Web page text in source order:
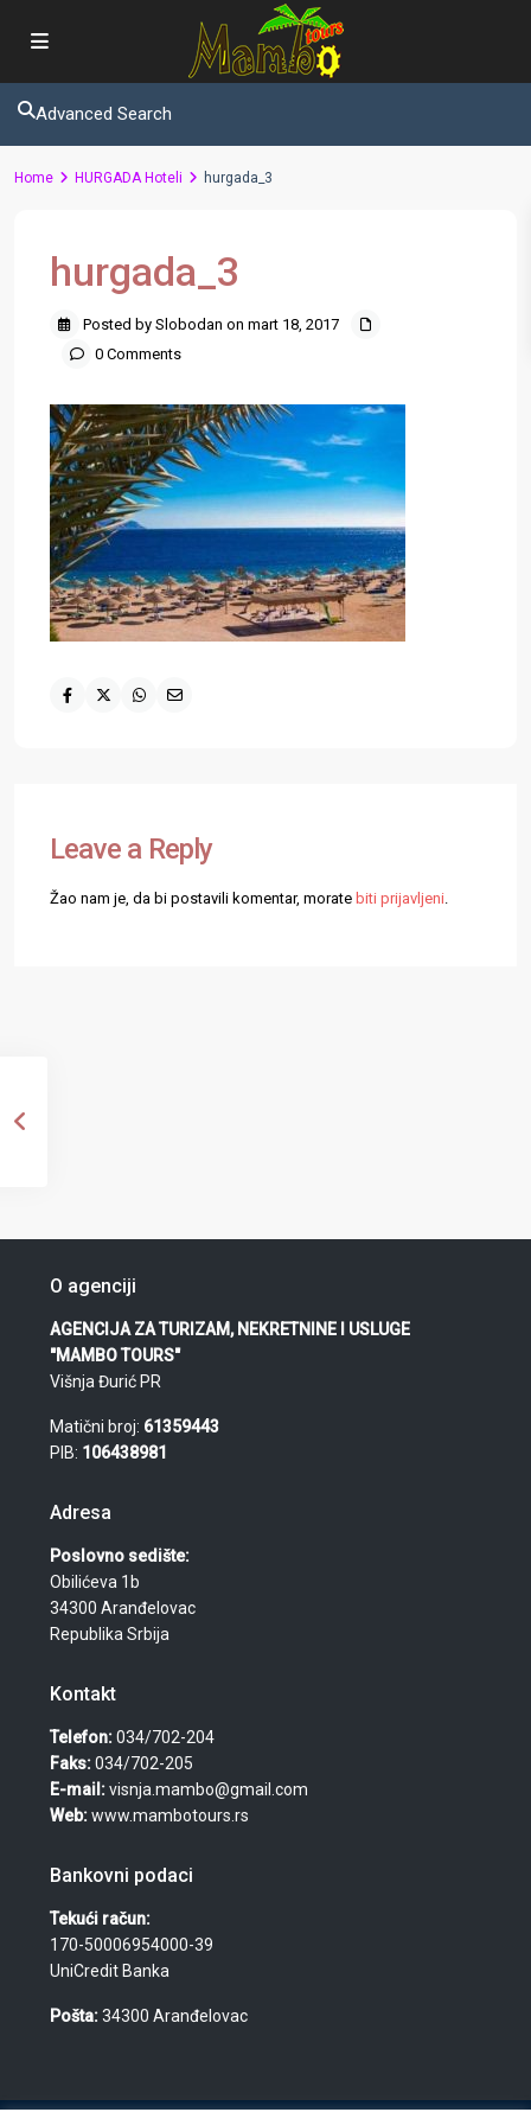
Advanced Search
Home HURGADA Hoteli hurgada_3
hurgada_3
Posted by Slobodan on mart 18, 2017
0 Comments
Leave a Reply
Žao nam je, da bi postavili komentar, morate biti prijavljeni.
O agenciji
AGENCIJA ZA TURIZAM, NEKRETNINE I USLUGE
"MAMBO TOURS"
Višnja Đurić PR
Matični broj: 61359443
PIB: 106438981
Adresa
Poslovno sedište:
Obilićeva 1b
34300 Aranđelovac
Republika Srbija
Kontakt
Telefon:034/702-204
Faks:034/702-205
E-mail:visnja.mambo@gmail.com
Web:www.mambotours.rs
Bankovni podaci
Tekući račun:
170-50006954000-39
UniCredit Banka
Pošta:34300 Aranđelovac